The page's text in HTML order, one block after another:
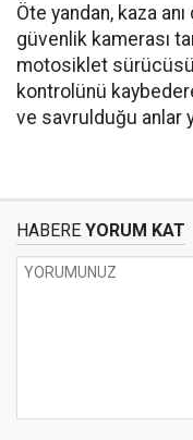
Öte yandan, kaza
güvenlik kamerası
motosiklet
kontrolünü
ve savrulduğu anlar
HABERE YORUM KAT